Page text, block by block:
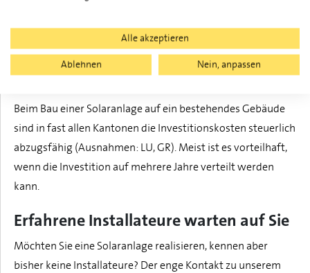
Energiefranken
Steuervergünstigungen
Beim Bau einer Solaranlage auf ein bestehendes Gebäude
sind in fast allen Kantonen die Investitionskosten steuerlich
abzugsfähig (Ausnahmen: LU, GR). Meist ist es vorteilhaft,
wenn die Investition auf mehrere Jahre verteilt werden
kann.
Erfahrene Installateure warten auf Sie
Möchten Sie eine Solaranlage realisieren, kennen aber
bisher keine Installateure? Der enge Kontakt zu unserem
Alle akzeptieren
Ablehnen
Nein, anpassen